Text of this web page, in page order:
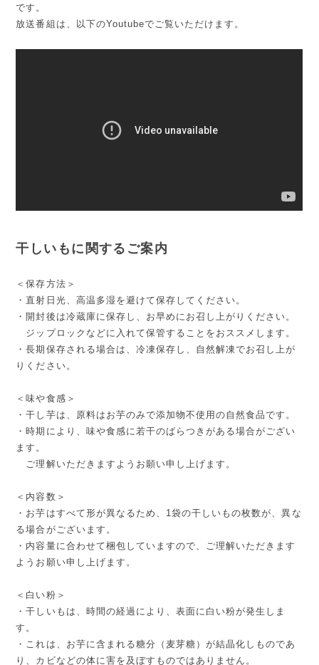
です。
放送番組は、以下のYoutubeでご覧いただけます。
干しいもに関するご案内
＜保存方法＞
・直射日光、高温多湿を避けて保存してください。
・開封後は冷蔵庫に保存し、お早めにお召し上がりください。
ジップロックなどに入れて保管することをおススメします。
・長期保存される場合は、冷凍保存し、自然解凍でお召し上が
りください。
＜味や食感＞
・干し芋は、原料はお芋のみで添加物不使用の自然食品です。
・時期により、味や食感に若干のばらつきがある場合がござい
ます。
ご理解いただきますようお願い申し上げます。
＜内容数＞
・お芋はすべて形が異なるため、1袋の干しいもの枚数が、異な
る場合がございます。
・内容量に合わせて梱包していますので、ご理解いただきます
ようお願い申し上げます。
＜白い粉＞
・干しいもは、時間の経過により、表面に白い粉が発生しま
す。
・これは、お芋に含まれる糖分（麦芽糖）が結晶化しものであ
り、カビなどの体に害を及ぼすものではありません。